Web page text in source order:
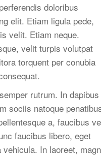
doloribus
elit. Etiam ligula pede,
velit. Etiam neque.
velit turpis volutpat
torquent per conubia
rutrum. In dapibus
sociis natoque
a, faucibus
faucibus libero, eget
In laoreet,